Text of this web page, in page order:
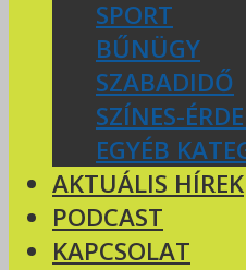
SPORT
BŰNÜGY
SZABADIDŐ
SZÍNES-
EGYÉB
AKTUÁLIS HÍREK
PODCAST
KAPCSOLAT